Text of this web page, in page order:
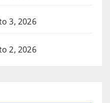
3, 2026
2, 2026